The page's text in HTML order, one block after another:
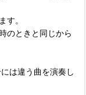
す。
のときと同じから
は違う曲を演奏し